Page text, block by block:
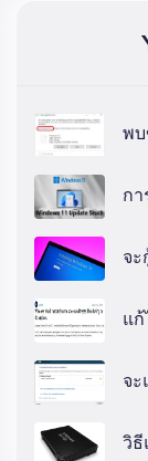
พบข้
การ
จะ
แก้ไ
จะแ
วิธี